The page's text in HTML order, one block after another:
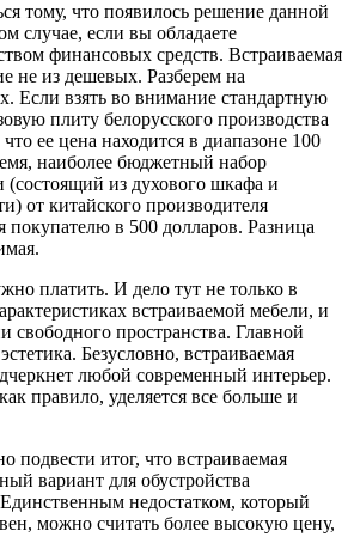
тому, что появилось решение данной
случае, если вы обладаете
финансовых средств. Встраиваемая
не из дешевых. Разберем на
Если взять во внимание стандартную
плиту белорусского производства
ее цена находится в диапазоне 100
наиболее бюджетный набор
(состоящий из духового шкафа и
от китайского производителя
покупателю в 500 долларов. Разница
платить. И дело тут не только в
встраиваемой мебели, и
свободного пространства. Главной
Безусловно, встраиваемая
любой современный интерьер.
правило, уделяется все больше и
подвести итог, что встраиваемая
вариант для обустройства
недостатком, который
можно считать более высокую цену,